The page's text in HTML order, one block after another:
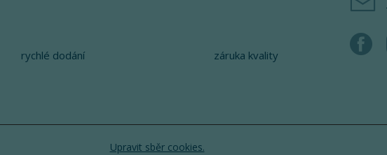
rychlé dodání záruka kvality
Upravit sběr cookies.